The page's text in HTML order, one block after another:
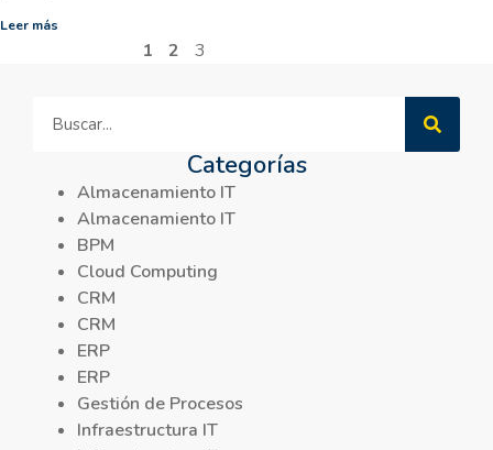
Leer más
1 2 3
Categorías
Almacenamiento IT
Almacenamiento IT
BPM
Cloud Computing
CRM
CRM
ERP
ERP
Gestión de Procesos
Infraestructura IT